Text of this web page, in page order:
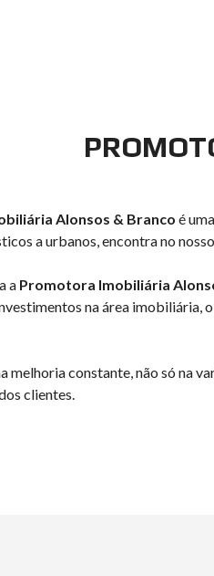
Alonsos & Branco é
a urbanos, encontra no
a Promotora Imobiliária
na área imobiliária,
melhoria constante, não só na
clientes.